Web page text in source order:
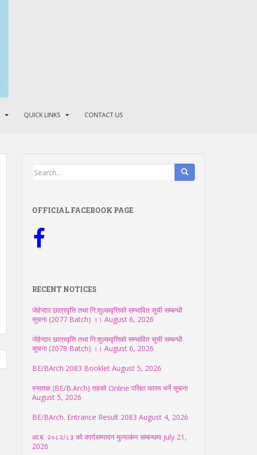
QUICK LINKS CONTACT US
Search
OFFICIAL FACEBOOK PAGE
RECENT NOTICES
जेहेन्दार छात्रवृत्ति तथा नि:शुल्कवृत्तिको सम्भावित सूची सम्बन्धी
सूचना (2077 Batch) ।। August 6, 2026
जेहेन्दार छात्रवृत्ति तथा नि:शुल्कवृत्तिको सम्भावित सूची सम्बन्धी
सूचना (2078 Batch) ।। August 6, 2026
BE/BArch 2083 Booklet August 5, 2026
स्नातक (BE/B.Arch) तहको Online परिक्षा फारम भर्ने सूचना
August 5, 2026
BE/BArch. Entrance Result 2083 August 4, 2026
आ.ब. २०८२/८३ को कार्यसम्पादन मुल्याकंन सम्बन्धमा July 21,
2026